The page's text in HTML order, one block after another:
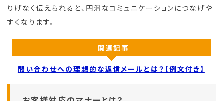
りげなく伝えられると、円滑なコミュニケーションにつなげや
すくなります。
関連記事
問い合わせへの理想的な返信メールとは？【例文付き】